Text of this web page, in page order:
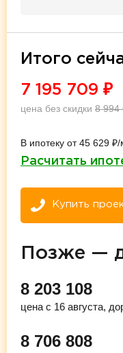
Итого
7 195 709 ₽
цена без скидки 8 994
В ипотеку от 45 629
Расчитать
Купить
Позже —
8 203 108
цена с 16 августа,
8 706 808